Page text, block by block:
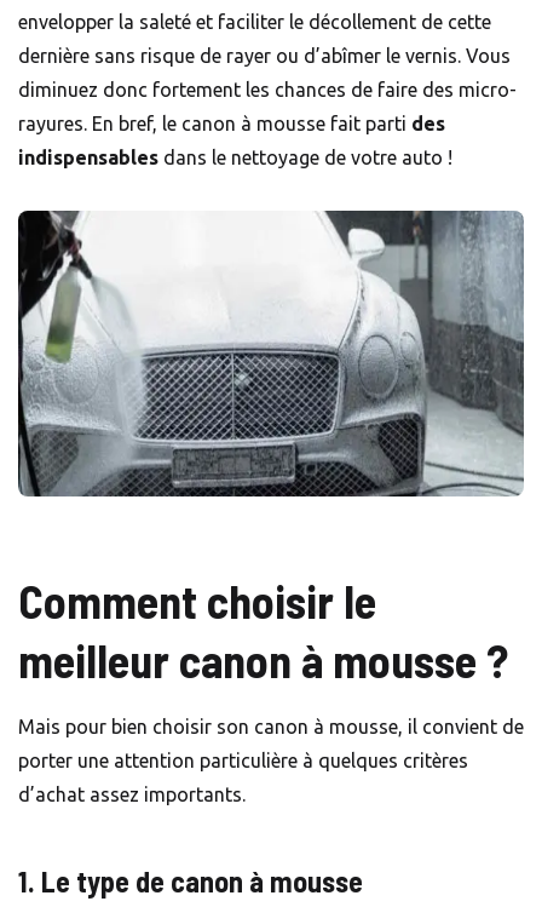
envelopper la saleté et faciliter le décollement de cette
dernière sans risque de rayer ou d’abîmer le vernis. Vous
diminuez donc fortement les chances de faire des micro-
rayures. En bref, le canon à mousse fait parti des
indispensables dans le nettoyage de votre auto !
Comment choisir le
meilleur canon à mousse ?
Mais pour bien choisir son canon à mousse, il convient de
porter une attention particulière à quelques critères
d’achat assez importants.
1. Le type de canon à mousse